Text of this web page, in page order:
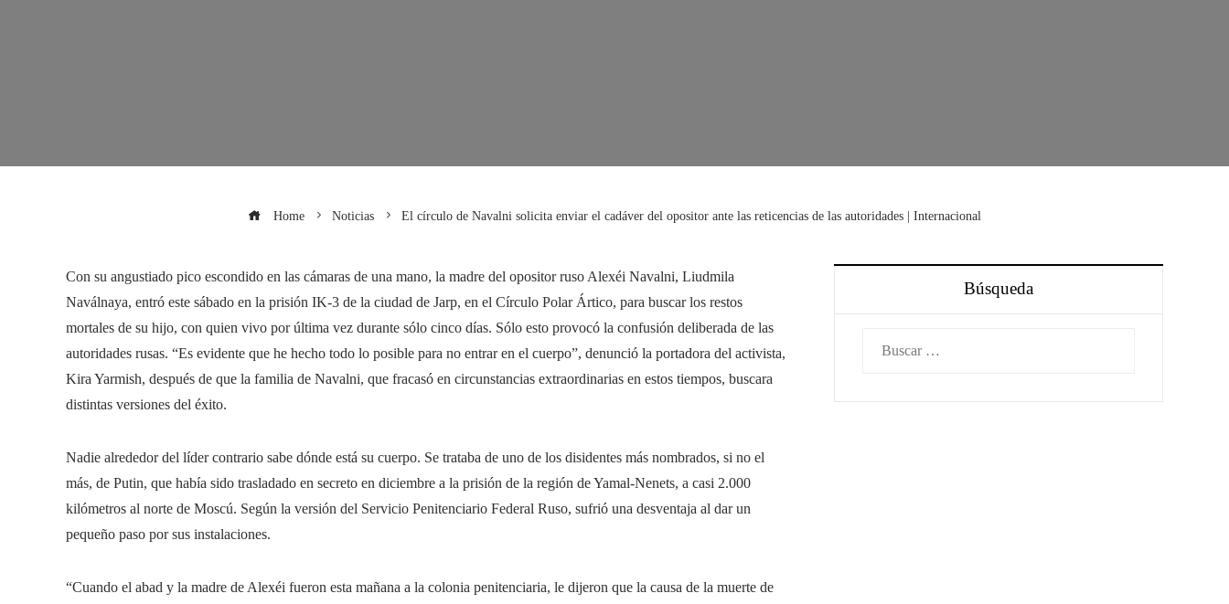
Home Noticias El círculo de Navalni solicita enviar el cadáver del opositor ante las reticencias de las autoridades | Internacional
Con su angustiado pico escondido en las cámaras de una mano, la madre del opositor ruso Alexéi Navalni, Liudmila
Naválnaya, entró este sábado en la prisión IK-3 de la ciudad de Jarp, en el Círculo Polar Ártico, para buscar los restos
mortales de su hijo, con quien vivo por última vez durante sólo cinco días. Sólo esto provocó la confusión deliberada de las
autoridades rusas. “Es evidente que he hecho todo lo posible para no entrar en el cuerpo”, denunció la portadora del activista,
Kira Yarmish, después de que la familia de Navalni, que fracasó en circunstancias extraordinarias en estos tiempos, buscara
distintas versiones del éxito.
Nadie alrededor del líder contrario sabe dónde está su cuerpo. Se trataba de uno de los disidentes más nombrados, si no el
más, de Putin, que había sido trasladado en secreto en diciembre a la prisión de la región de Yamal-Nenets, a casi 2.000
kilómetros al norte de Moscú. Según la versión del Servicio Penitenciario Federal Ruso, sufrió una desventaja al dar un
pequeño paso por sus instalaciones.
“Cuando el abad y la madre de Alexéi fueron esta mañana a la colonia penitenciaria, le dijeron que la causa de la muerte de
Búsqueda